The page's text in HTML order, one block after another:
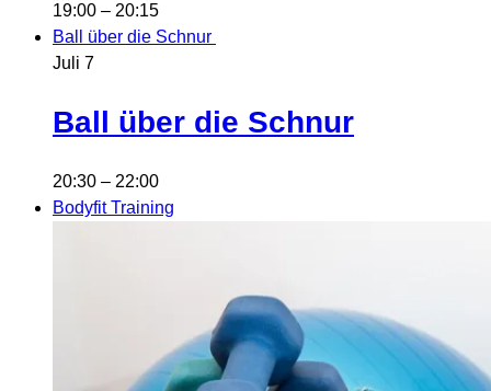
19:00 – 20:15
Ball über die Schnur
Juli 7
Ball über die Schnur
20:30 – 22:00
Bodyfit Training